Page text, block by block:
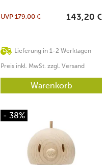
Lieferung in 1-2 Werktagen
UVP179,00 € 143,20 €
Preis inkl. MwSt. zzgl. Versand
Warenkorb
- 38%